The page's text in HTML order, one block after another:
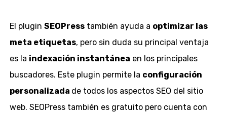
El plugin SEOPresstambién ayuda a optimizar las
meta etiquetas, pero sin duda su principal ventaja
es la indexación instantánea en los principales
buscadores. Este plugin permite la configuración
personalizada de todos los aspectos SEO del sitio
web. SEOPress también es gratuito pero cuenta con